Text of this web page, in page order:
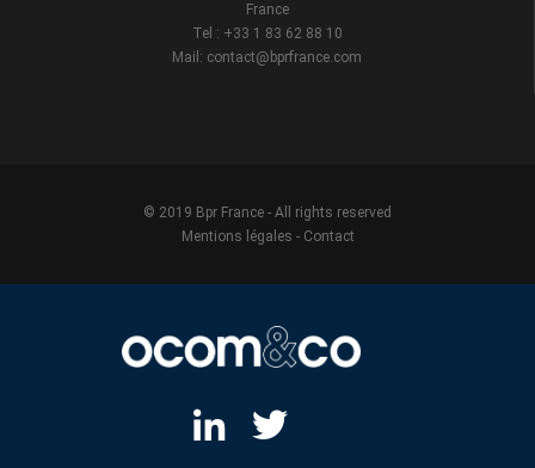
France
Tel : +33 1 83 62 88 10
Mail: contact@bprfrance.com
© 2019 Bpr France - All rights reserved
Mentions légales - Contact